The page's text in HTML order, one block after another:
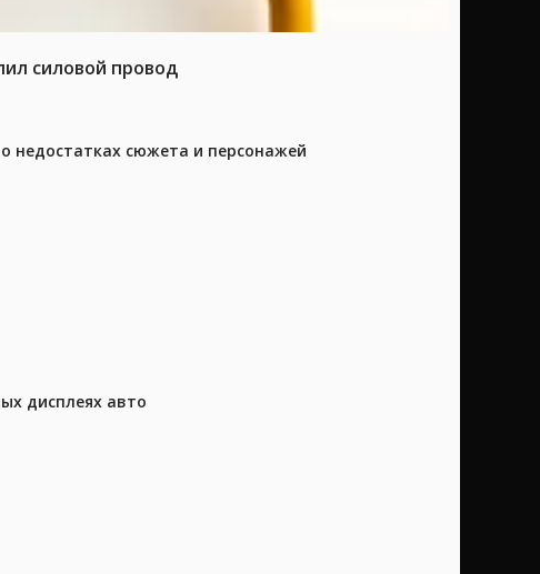
силовой провод
недостатках сюжета и персонажей
дисплеях авто